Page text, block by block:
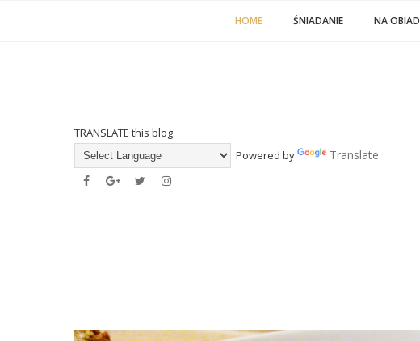
HOME ŚNIADANIE NA OBIAD
TRANSLATE this blog
Powered by
Translate